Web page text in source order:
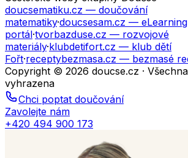
doucsematiku.cz — doučování
matematiky·doucsesam.cz — eLearning
portál·tvorbazduse.cz — rozvojové
materiály·klubdetifort.cz — klub dětí
Fořt·receptybezmasa.cz — bezmasé
Copyright © 2026 doucse.cz ·
vyhrazena
Chci poptat doučování
Zavolejte nám
+420 494 900 173